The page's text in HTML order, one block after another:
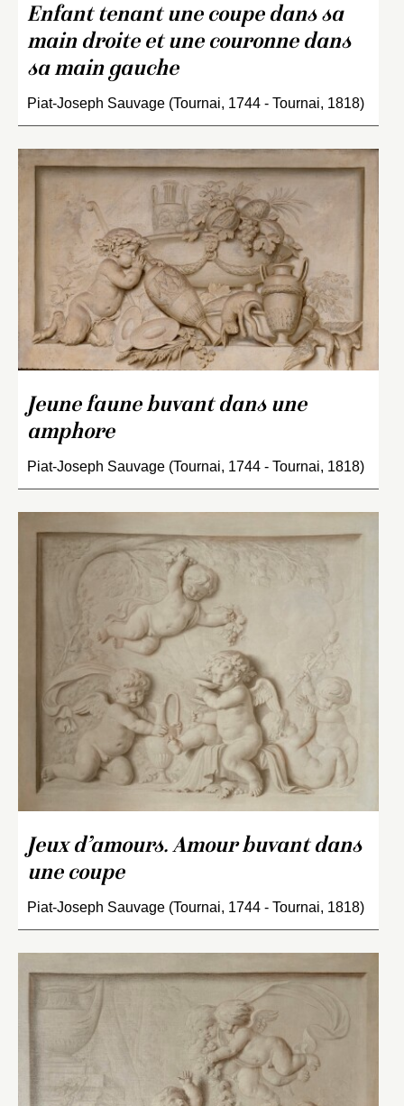
Enfant tenant une coupe dans sa
main droite et une couronne dans
sa main gauche
Piat-Joseph Sauvage (Tournai, 1744 - Tournai, 1818)
Jeune faune buvant dans une
amphore
Piat-Joseph Sauvage (Tournai, 1744 - Tournai, 1818)
Jeux d’amours. Amour buvant dans
une coupe
Piat-Joseph Sauvage (Tournai, 1744 - Tournai, 1818)